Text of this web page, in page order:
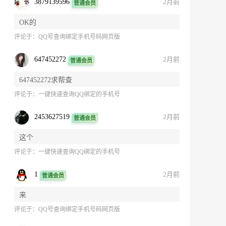
3879139596 普通会员 2月前
OK的
评论于：QQ号查询绑定手机号码网页版
647452272 普通会员 2月前
647452272求帮查
评论于：一键快速查询QQ绑定的手机号
2453627519 普通会员 2月前
这个
评论于：一键快速查询QQ绑定的手机号
1 普通会员 2月前
来
评论于：QQ号查询绑定手机号码网页版